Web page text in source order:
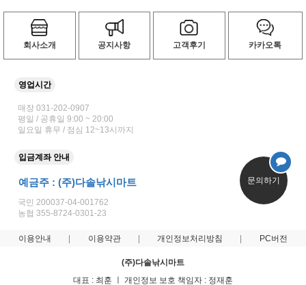
회사소개 공지사항 고객후기 카카오톡
영업시간
매장 031-202-0907
평일 / 공휴일 9:00 ~ 20:00
일요일 휴무 / 점심 12~13시까지
입금계좌 안내
예금주 : (주)다솔낚시마트
국민 200037-04-001762
농협 355-8724-0301-23
문의하기
이용안내 이용약관 개인정보처리방침 PC버전
(주)다솔낚시마트
대표 : 최훈 ㅣ 개인정보 보호 책임자 : 정재훈